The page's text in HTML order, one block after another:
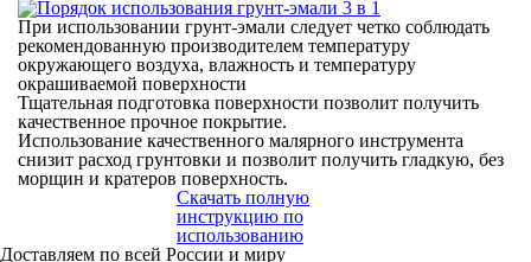
При использовании грунт-эмали следует четко соблюдать
рекомендованную производителем температуру
окружающего воздуха, влажность и температуру
окрашиваемой поверхности
Тщательная подготовка поверхности позволит получить
качественное прочное покрытие.
Использование качественного малярного инструмента
снизит расход грунтовки и позволит получить гладкую, без
морщин и кратеров поверхность.
Скачать полную
инструкцию по
использованию
Доставляем по всей России и миру